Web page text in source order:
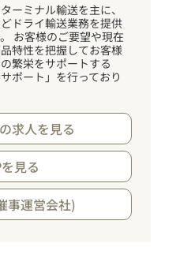
ーミナル輸送を主に、
ドライ輸送業務を提供
お客様のご要望や現在
特性を把握してお客様
繁栄をサポートする
サポート」を行っており
求人を見る
見る
事運営会社)